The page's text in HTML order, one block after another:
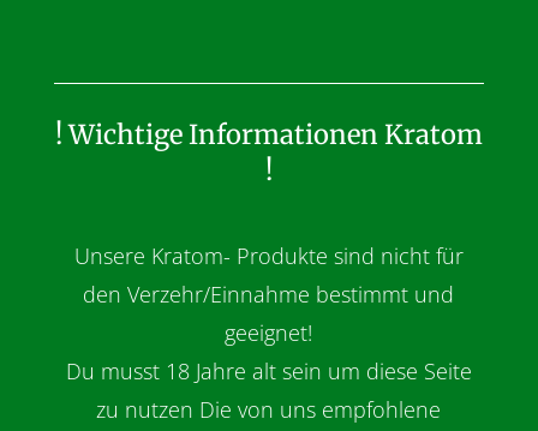
! Wichtige Informationen Kratom
!
Unsere Kratom- Produkte sind nicht für
den Verzehr/Einnahme bestimmt und
geeignet!
Du musst 18 Jahre alt sein um diese Seite
zu nutzen Die von uns empfohlene